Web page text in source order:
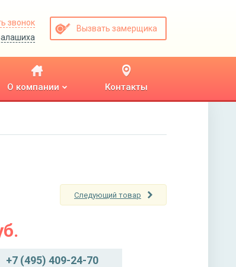
звонок
Вызвать замерщика
О компании Контакты
Следующий товар
+7 (495) 409-24-70